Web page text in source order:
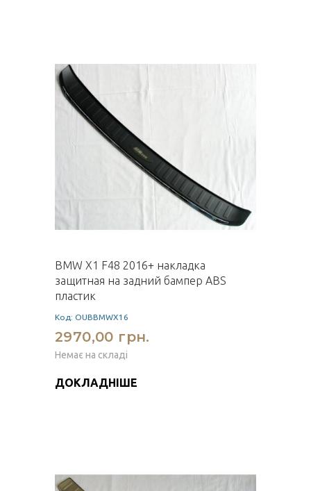
BMW X1 F48 2016+ накладка
защитная на задний бампер ABS
пластик
Код: OUBBMWX16
2970,00 грн.
Немає на складі
ДОКЛАДНІШЕ